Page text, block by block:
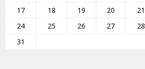
17
18 19 20 21
24
25 26 27 28
31